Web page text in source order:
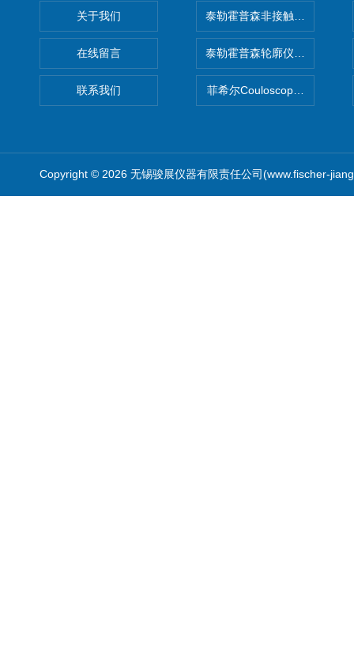
关于我们
在线留言
联系我们
泰勒霍普森非接触式轮廓仪
泰勒霍普森轮廓仪|TAYLOR
菲希尔Couloscope CMS2电
Copyright © 2026 无锡骏展仪器有限责任公司(www.fischer-